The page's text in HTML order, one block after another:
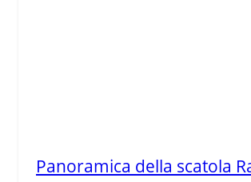
Panoramica della scatola